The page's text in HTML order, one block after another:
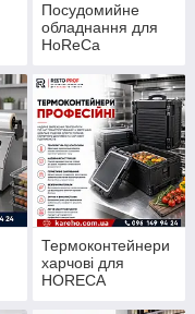
Посудомийне
обладнання для
HoReCa
Термоконтейнери
харчові для
HORECA